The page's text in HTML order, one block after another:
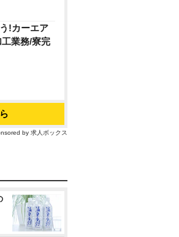
!カーエア
業務/寮完
by 求人ボックス